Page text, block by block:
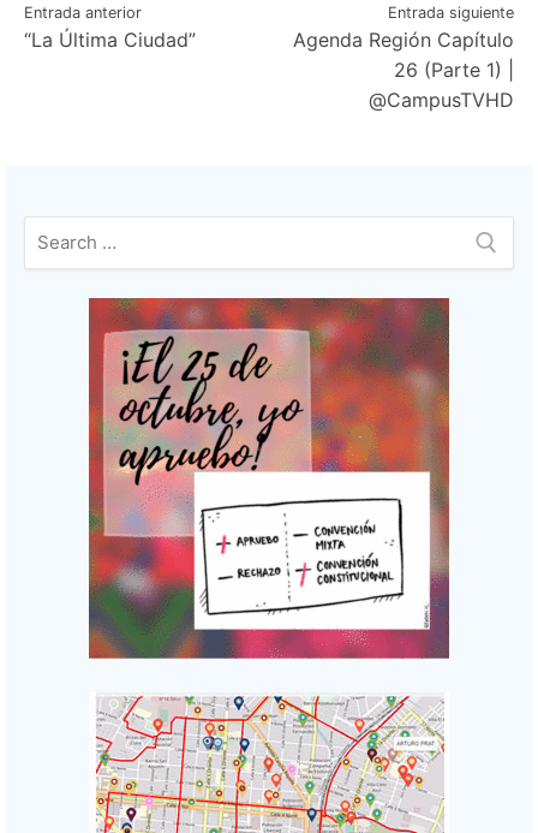
Navegación
de
Entrada anterior
“La Última Ciudad”
Entrada siguiente
Agenda Región Capítulo
26 (Parte 1) |
@CampusTVHD